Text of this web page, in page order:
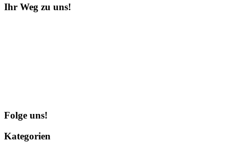
Ihr Weg zu uns!
Folge uns!
Kategorien